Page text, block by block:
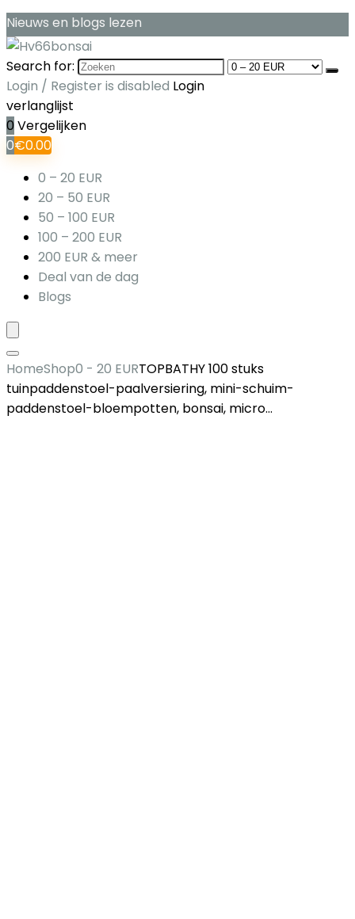
Nieuws en blogs lezen
Search for:
Login / Register is disabled Login
verlanglijst
0 Vergelijken
0€0.00
0 – 20 EUR
20 – 50 EUR
50 – 100 EUR
100 – 200 EUR
200 EUR & meer
Deal van de dag
Blogs
HomeShop0 - 20 EURTOPBATHY 100 stuks
tuinpaddenstoel-paalversiering, mini-schuim-
paddenstoel-bloempotten, bonsai, micro…